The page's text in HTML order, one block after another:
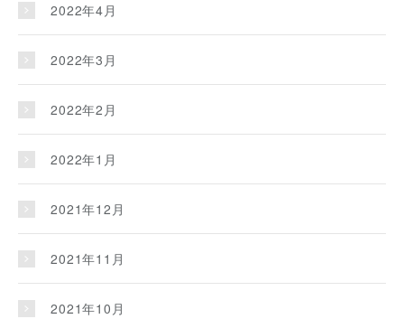
2022年4月
2022年3月
2022年2月
2022年1月
2021年12月
2021年11月
2021年10月